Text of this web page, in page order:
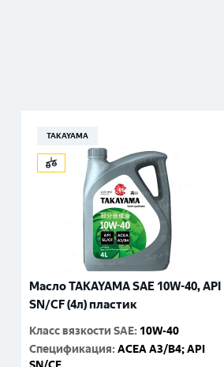
TAKAYAMA
Масло TAKAYAMA SAE 10W-40, API
SN/CF (4л) пластик
Класс вязкости SAE: 10W-40
Спецификация:ACEA A3/B4; API